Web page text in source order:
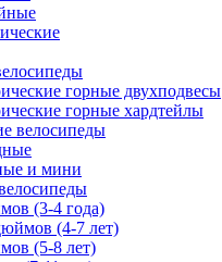
горные двухподвесы
горные хардтейлы
велосипеды
и мини
(3-4 года)
(4-7 лет)
(5-8 лет)